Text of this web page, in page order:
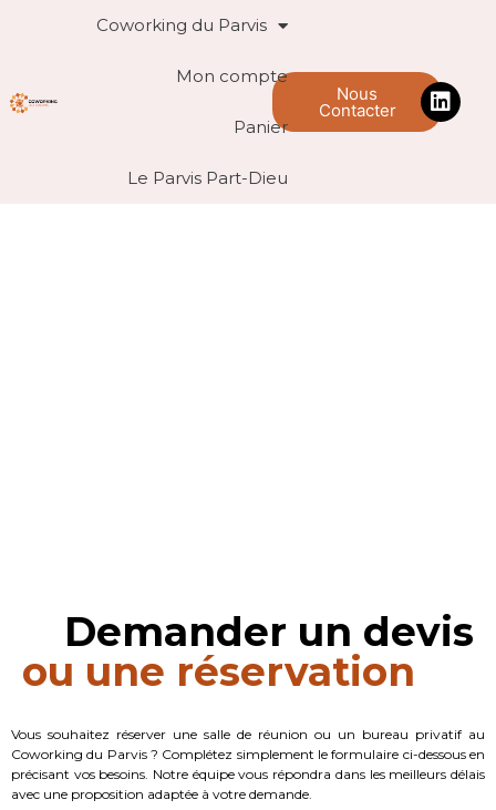
Coworking du Parvis
Mon compte
Panier
Le Parvis Part-Dieu
Nous
Contacter
Demander un devis
ou une réservation
Vous souhaitez réserver une salle de réunion ou un bureau privatif au
Coworking du Parvis ? Complétez simplement le formulaire ci-dessous en
précisant vos besoins. Notre équipe vous répondra dans les meilleurs délais
avec une proposition adaptée à votre demande.